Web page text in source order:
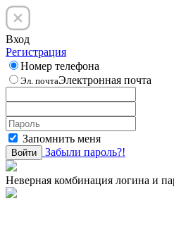
Вход
Регистрация
Номер телефона
Эл. почтаЭлектронная почта
Запомнить меня
Войти Забыли пароль?!
Неверная комбинация логина и